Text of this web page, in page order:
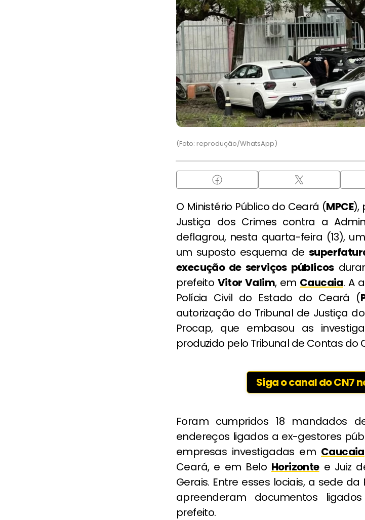
(Foto: reprodução/WhatsApp)
O Ministério Público do Ceará (MPCE),
Justiça dos Crimes contra a
deflagrou, nesta quarta-feira (13),
um suposto esquema de
execução de serviços públicos
prefeito Vitor Valim, em Caucaia. A
Polícia Civil do Estado do Ceará (
autorização do Tribunal de Justiça
Procap, que embasou as
produzido pelo Tribunal de Contas do
Siga o canal do CN7
Foram cumpridos 18 mandados
endereços ligados a ex-gestores
empresas investigadas em Caucaia
Ceará, e em Belo Horizontee Juiz
Gerais. Entre esses lociais, a sede da
apreenderam documentos
prefeito.